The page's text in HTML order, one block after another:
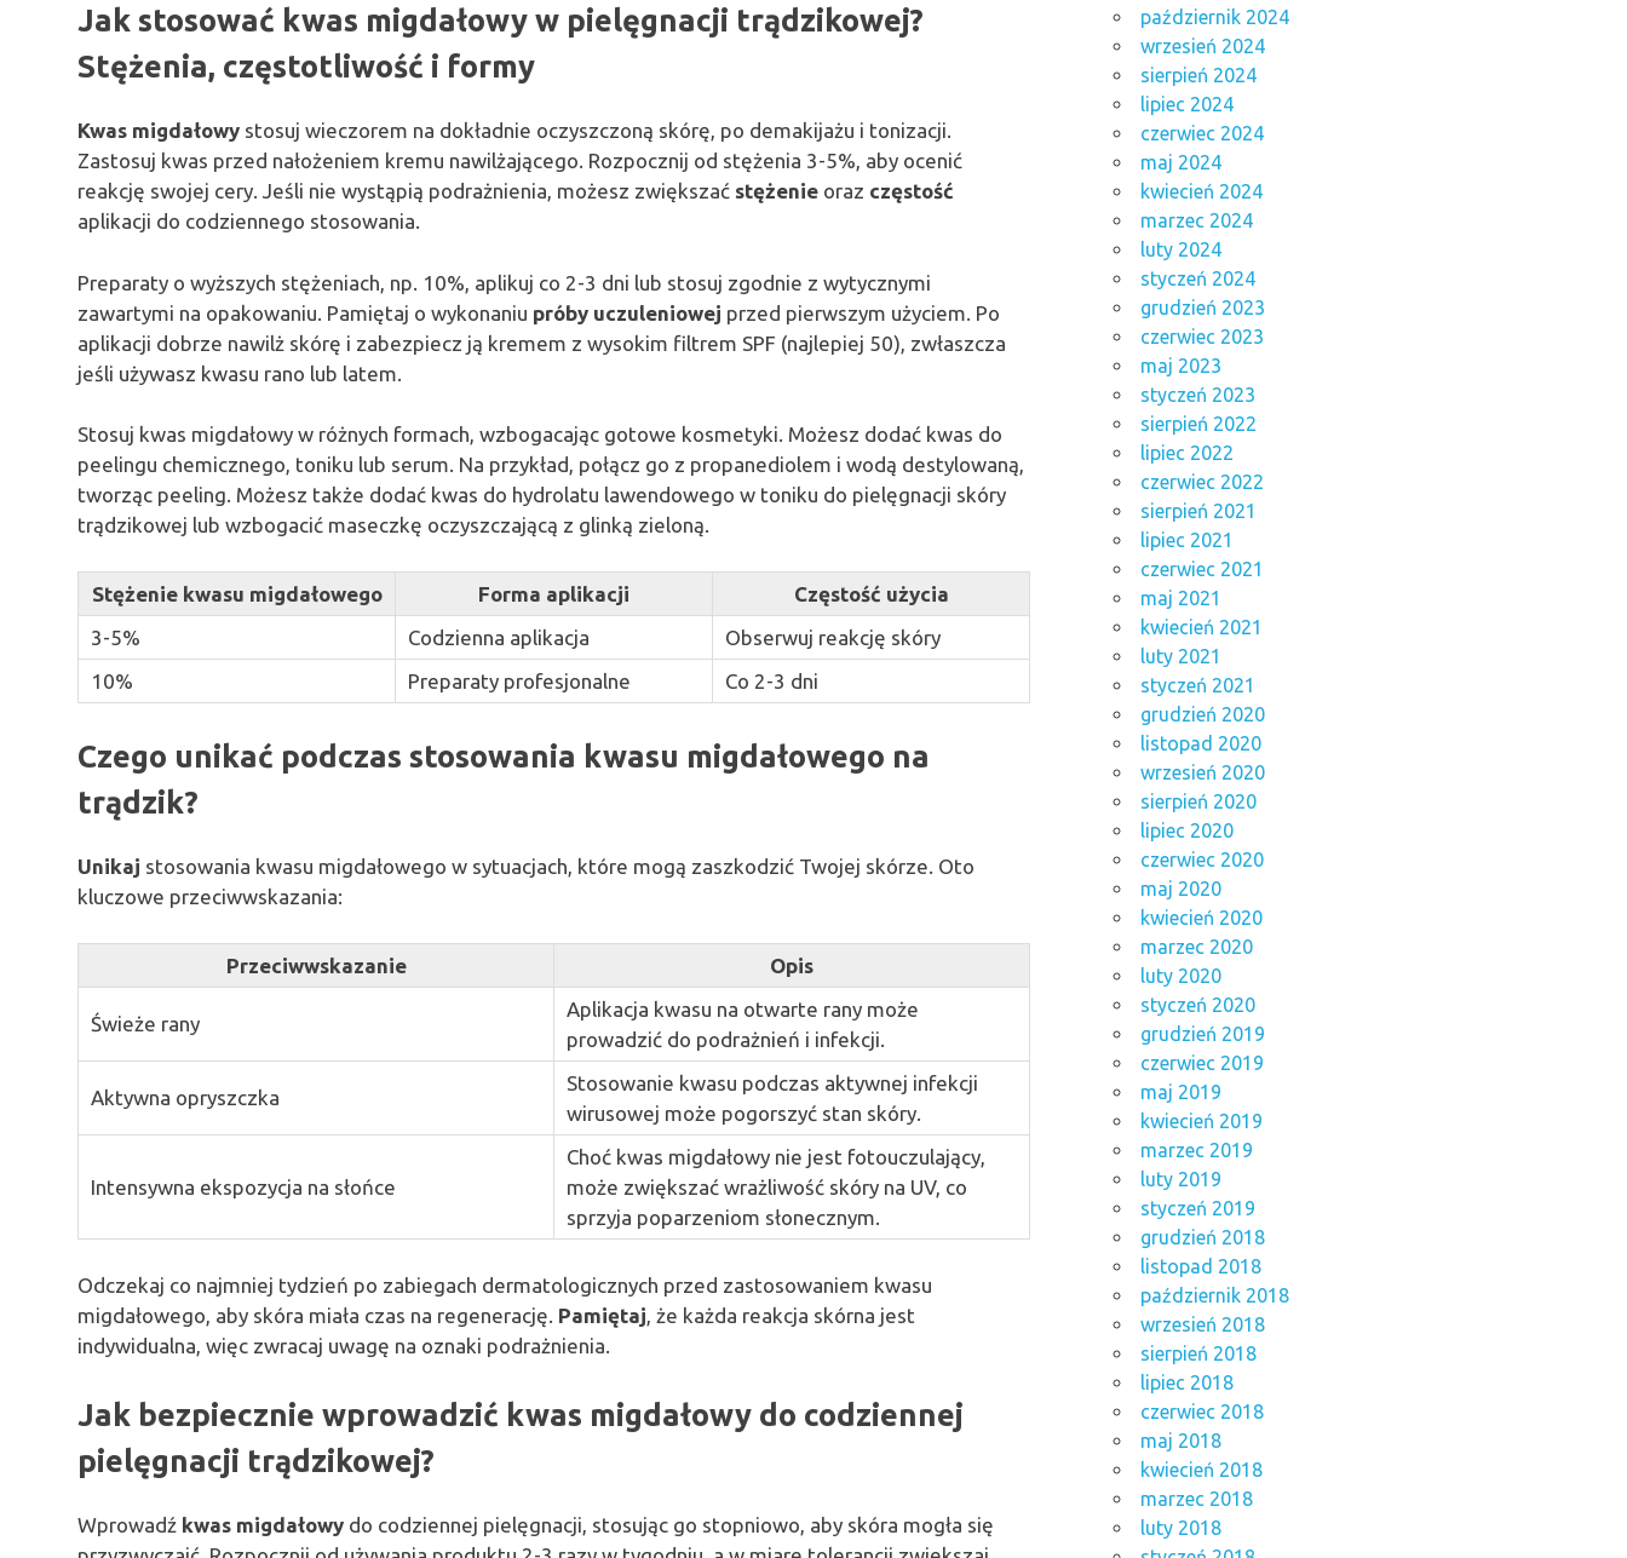
Jak stosować kwas migdałowy w pielęgnacji trądzikowej?
Stężenia, częstotliwość i formy
Kwas migdałowy stosuj wieczorem na dokładnie oczyszczoną skórę, po demakijażu i tonizacji.
Zastosuj kwas przed nałożeniem kremu nawilżającego. Rozpocznij od stężenia 3-5%, aby ocenić
reakcję swojej cery. Jeśli nie wystąpią podrażnienia, możesz zwiększać stężenie oraz częstość
aplikacji do codziennego stosowania.
Preparaty o wyższych stężeniach, np. 10%, aplikuj co 2-3 dni lub stosuj zgodnie z wytycznymi
zawartymi na opakowaniu. Pamiętaj o wykonaniu próby uczuleniowej przed pierwszym użyciem. Po
aplikacji dobrze nawilż skórę i zabezpiecz ją kremem z wysokim filtrem SPF (najlepiej 50), zwłaszcza
jeśli używasz kwasu rano lub latem.
Stosuj kwas migdałowy w różnych formach, wzbogacając gotowe kosmetyki. Możesz dodać kwas do
peelingu chemicznego, toniku lub serum. Na przykład, połącz go z propanediolem i wodą destylowaną,
tworząc peeling. Możesz także dodać kwas do hydrolatu lawendowego w toniku do pielęgnacji skóry
trądzikowej lub wzbogacić maseczkę oczyszczającą z glinką zieloną.
Stężenie kwasu migdałowego Forma aplikacji
Częstość użycia
3-5%
Codzienna aplikacja
Obserwuj reakcję skóry
10%
Preparaty profesjonalne Co 2-3 dni
Czego unikać podczas stosowania kwasu migdałowego na
trądzik?
Unikaj stosowania kwasu migdałowego w sytuacjach, które mogą zaszkodzić Twojej skórze. Oto
kluczowe przeciwwskazania:
Przeciwwskazanie Opis
Świeże rany
Aplikacja kwasu na otwarte rany może
prowadzić do podrażnień i infekcji.
Aktywna opryszczka
Stosowanie kwasu podczas aktywnej infekcji
wirusowej może pogorszyć stan skóry.
Intensywna ekspozycja na słońce
Choć kwas migdałowy nie jest fotouczulający,
może zwiększać wrażliwość skóry na UV, co
sprzyja poparzeniom słonecznym.
Odczekaj co najmniej tydzień po zabiegach dermatologicznych przed zastosowaniem kwasu
migdałowego, aby skóra miała czas na regenerację. Pamiętaj, że każda reakcja skórna jest
indywidualna, więc zwracaj uwagę na oznaki podrażnienia.
Jak bezpiecznie wprowadzić kwas migdałowy do codziennej
pielęgnacji trądzikowej?
Wprowadź kwas migdałowy do codziennej pielęgnacji, stosując go stopniowo, aby skóra mogła się
październik 2024
wrzesień 2024
sierpień 2024
lipiec 2024
czerwiec 2024
maj 2024
kwiecień 2024
marzec 2024
luty 2024
styczeń 2024
grudzień 2023
czerwiec 2023
maj 2023
styczeń 2023
sierpień 2022
lipiec 2022
czerwiec 2022
sierpień 2021
lipiec 2021
czerwiec 2021
maj 2021
kwiecień 2021
luty 2021
styczeń 2021
grudzień 2020
listopad 2020
wrzesień 2020
sierpień 2020
lipiec 2020
czerwiec 2020
maj 2020
kwiecień 2020
marzec 2020
luty 2020
styczeń 2020
grudzień 2019
czerwiec 2019
maj 2019
kwiecień 2019
marzec 2019
luty 2019
styczeń 2019
grudzień 2018
listopad 2018
październik 2018
wrzesień 2018
sierpień 2018
lipiec 2018
czerwiec 2018
maj 2018
kwiecień 2018
marzec 2018
luty 2018